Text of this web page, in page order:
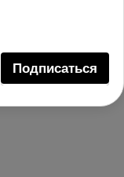
Подписаться